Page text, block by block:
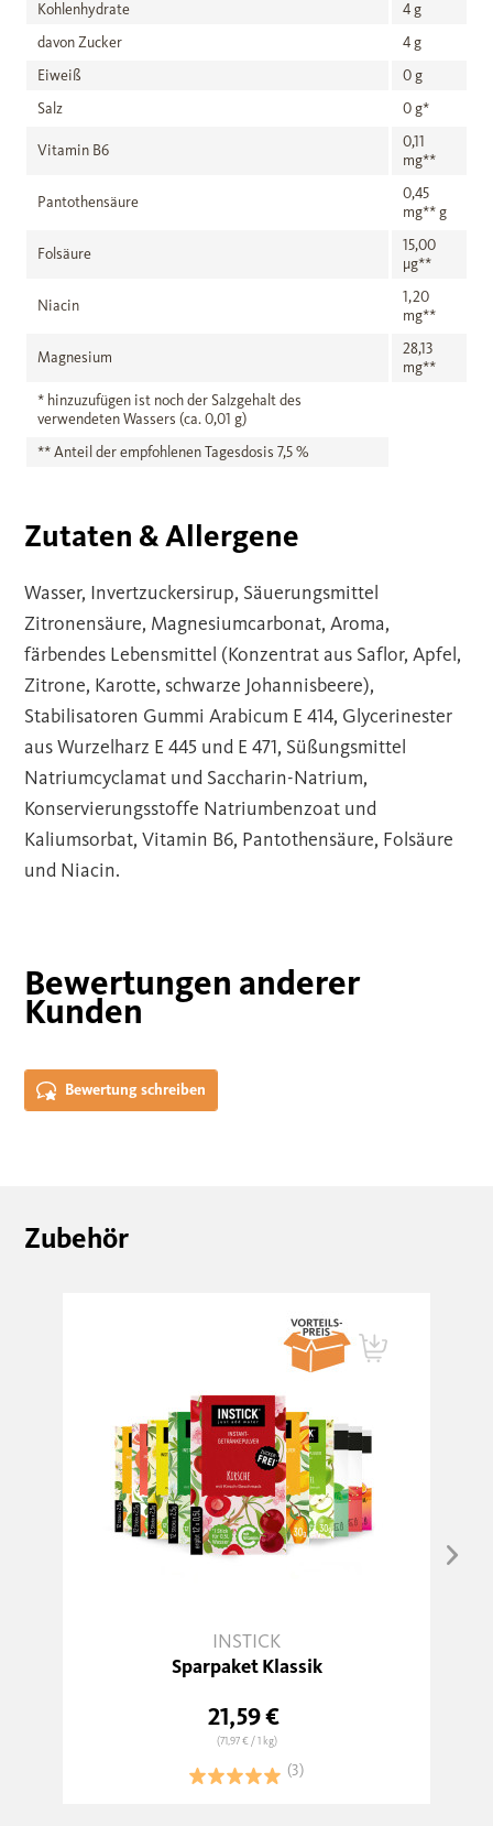
Kohlenhydrate
4 g
davon Zucker
4 g
Eiweiß
0 g
Salz
0 g*
Vitamin B6
0,11
mg**
Pantothensäure
0,45
mg** g
Folsäure
15,00
µg**
Niacin
1,20
mg**
Magnesium
28,13
mg**
* hinzuzufügen ist noch der Salzgehalt des
verwendeten Wassers (ca. 0,01 g)
** Anteil der empfohlenen Tagesdosis 7,5 %
Zutaten & Allergene
Wasser, Invertzuckersirup, Säuerungsmittel
Zitronensäure, Magnesiumcarbonat, Aroma,
färbendes Lebensmittel (Konzentrat aus Saflor, Apfel,
Zitrone, Karotte, schwarze Johannisbeere),
Stabilisatoren Gummi Arabicum E 414, Glycerinester
aus Wurzelharz E 445 und E 471, Süßungsmittel
Natriumcyclamat und Saccharin-Natrium,
Konservierungsstoffe Natriumbenzoat und
Kaliumsorbat, Vitamin B6, Pantothensäure, Folsäure
und Niacin.
Bewertungen anderer
Kunden
Bewertung schreiben
Zubehör
INSTICK
Sparpaket Klassik
21,59 €
(71,97 €/ 1 kg)
(3)